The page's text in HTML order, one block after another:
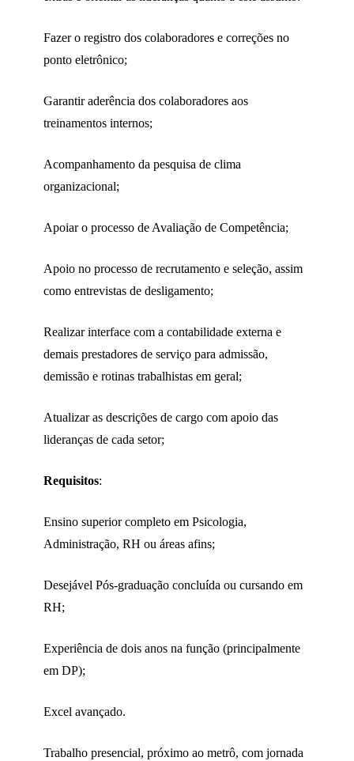
Fazer o registro dos colaboradores e correções no
ponto eletrônico;
Garantir aderência dos colaboradores aos
treinamentos internos;
Acompanhamento da pesquisa de clima
organizacional;
Apoiar o processo de Avaliação de Competência;
Apoio no processo de recrutamento e seleção, assim
como entrevistas de desligamento;
Realizar interface com a contabilidade externa e
demais prestadores de serviço para admissão,
demissão e rotinas trabalhistas em geral;
Atualizar as descrições de cargo com apoio das
lideranças de cada setor;
Requisitos:
Ensino superior completo em Psicologia,
Administração, RH ou áreas afins;
Desejável Pós-graduação concluída ou cursando em
RH;
Experiência de dois anos na função (principalmente
em DP);
Excel avançado.
Trabalho presencial, próximo ao metrô, com jornada